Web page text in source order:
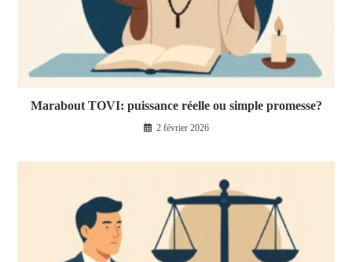
Marabout TOVI: puissance réelle ou simple promesse?
2 février 2026